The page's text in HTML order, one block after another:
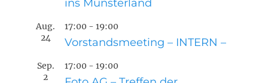
ins Münsterland
Aug.
24
17:00 - 19:00
Vorstandsmeeting – INTERN –
Sep.
2
17:00 - 19:00